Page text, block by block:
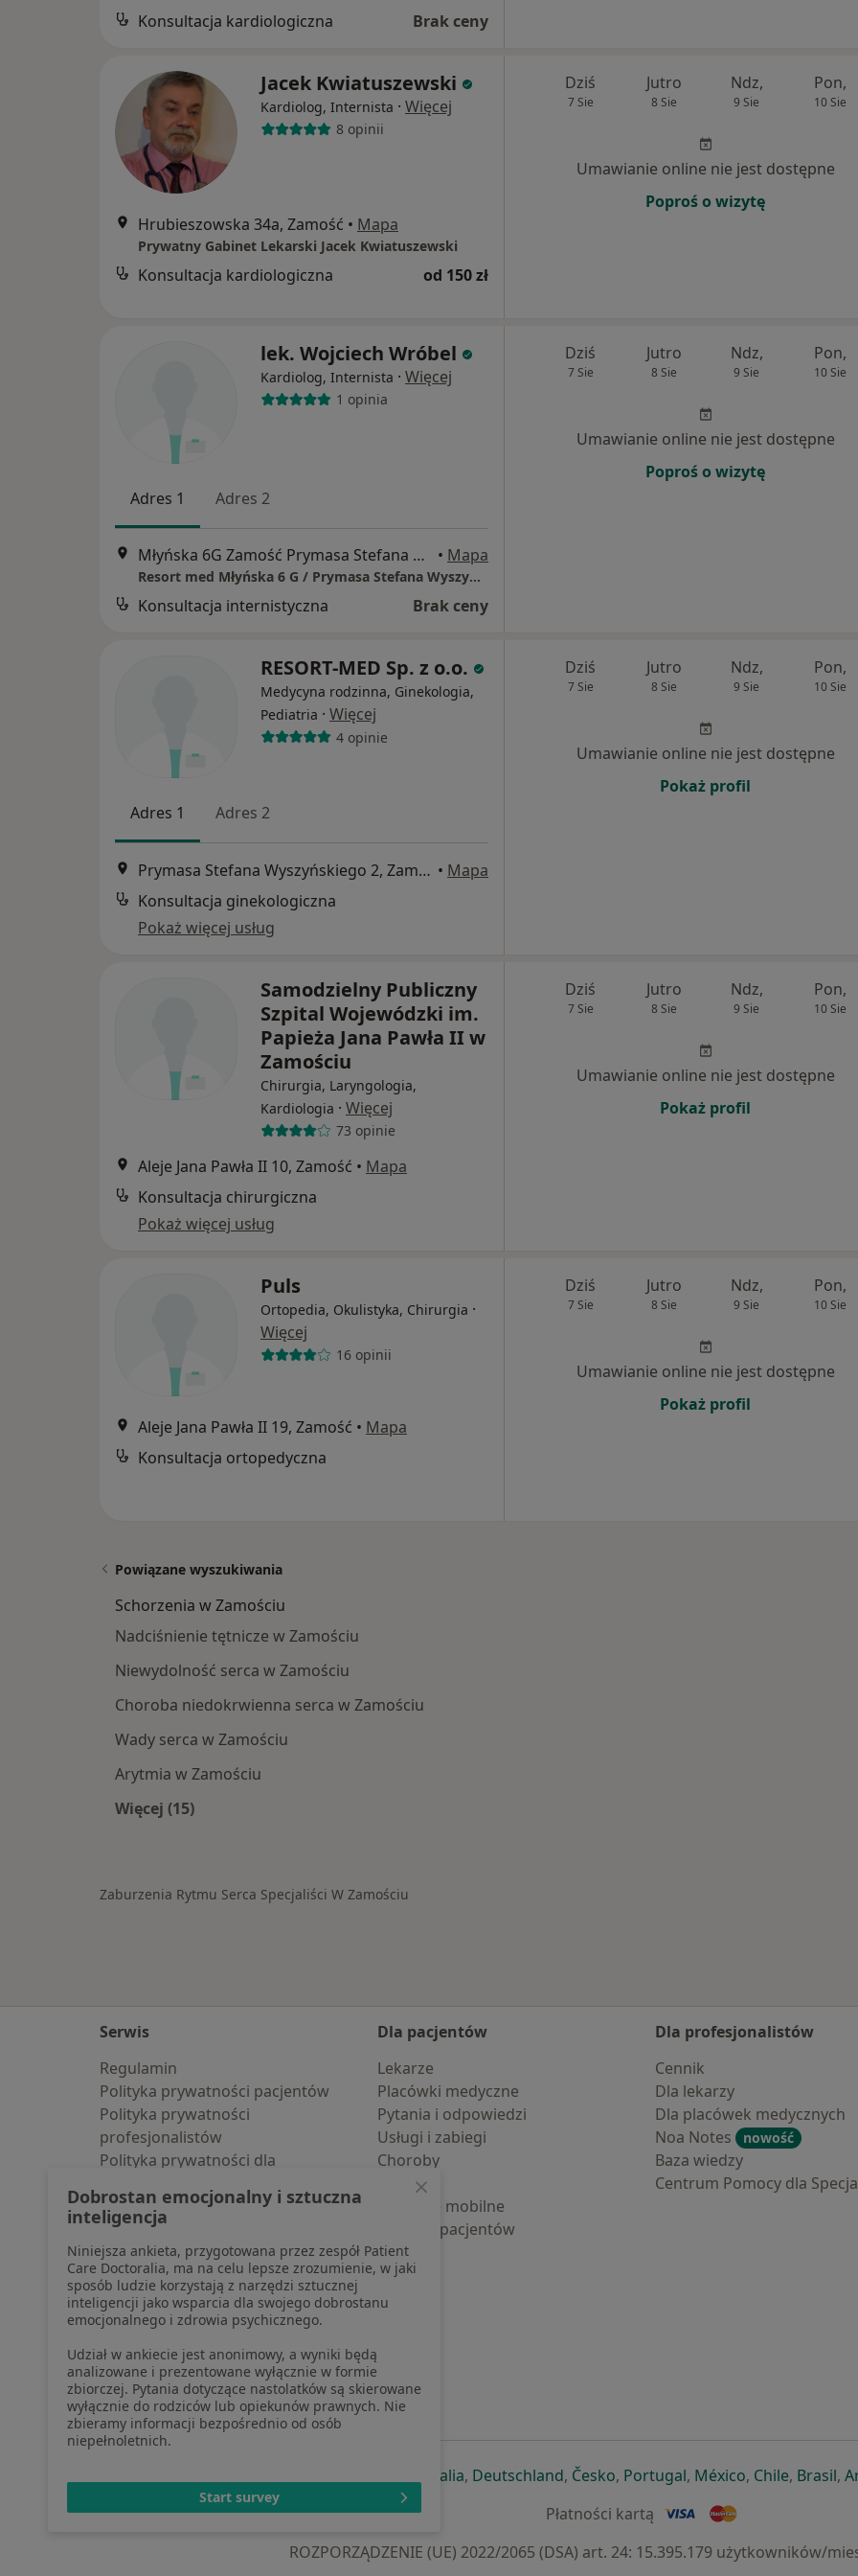
Konsultacja kardiologiczna Brak ceny
Jacek Kwiatuszewski
Kardiolog, Internista · Więcej
8 opinii
Hrubieszowska 34a, Zamość • Mapa
Prywatny Gabinet Lekarski Jacek Kwiatuszewski
Konsultacja kardiologiczna od 150 zł
Dziś
7 Sie
Jutro
8 Sie
Ndz,
9 Sie
Pon,
10 Sie
Umawianie online nie jest dostępne
Poproś o wizytę
lek. Wojciech Wróbel
Kardiolog, Internista · Więcej
1 opinia
Adres 1 Adres 2
Młyńska 6G Zamość Prymasa Stefana Wyszyńskiego 2, Zamość • Mapa
Resort med Młyńska 6 G / Prymasa Stefana Wyszyńskiego 2 Zamość
Konsultacja internistyczna Brak ceny
Dziś
7 Sie
Jutro
8 Sie
Ndz,
9 Sie
Pon,
10 Sie
Umawianie online nie jest dostępne
Poproś o wizytę
RESORT-MED Sp. z o.o.
Medycyna rodzinna, Ginekologia,
Pediatria · Więcej
4 opinie
Adres 1 Adres 2
Prymasa Stefana Wyszyńskiego 2, Zamość • Mapa
Konsultacja ginekologiczna
Pokaż więcej usług
Dziś
7 Sie
Jutro
8 Sie
Ndz,
9 Sie
Pon,
10 Sie
Umawianie online nie jest dostępne
Pokaż profil
Samodzielny Publiczny
Szpital Wojewódzki im.
Papieża Jana Pawła II w
Zamościu
Chirurgia, Laryngologia,
Kardiologia · Więcej
73 opinie
Aleje Jana Pawła II 10, Zamość • Mapa
Konsultacja chirurgiczna
Pokaż więcej usług
Dziś
7 Sie
Jutro
8 Sie
Ndz,
9 Sie
Pon,
10 Sie
Umawianie online nie jest dostępne
Pokaż profil
Puls
Ortopedia, Okulistyka, Chirurgia ·
Więcej
16 opinii
Aleje Jana Pawła II 19, Zamość • Mapa
Konsultacja ortopedyczna
Dziś
7 Sie
Jutro
8 Sie
Ndz,
9 Sie
Pon,
10 Sie
Umawianie online nie jest dostępne
Pokaż profil
Powiązane wyszukiwania
Schorzenia w Zamościu
Nadciśnienie tętnicze w Zamościu
Niewydolność serca w Zamościu
Choroba niedokrwienna serca w Zamościu
Wady serca w Zamościu
Arytmia w Zamościu
Więcej (15)
Zaburzenia Rytmu Serca Specjaliści W Zamościu
Serwis
Regulamin
Polityka prywatności pacjentów
Polityka prywatności
profesjonalistów
Polityka prywatności dla
pozyskaliśmy samodzielnie
Polityka cookies
Jak działają wyniki wyszukiwania
Dostępność
O nas
Praca Rekrutujemy!
Partnerzy
Centrum prasowe
Kontakt
Dla pacjentów
Lekarze
Placówki medyczne
Pytania i odpowiedzi
Usługi i zabiegi
Choroby
Pomoc
Aplikacje mobilne
Blog dla pacjentów
Dla profesjonalistów
Cennik
Dla lekarzy
Dla placówek medycznych
Noa Notes
nowość
Baza wiedzy
Centrum Pomocy dla
otwiera się w nowej karcie
otwiera się w nowej karcie
otwiera się w nowej karcie
Italiaotwiera się w nowej karcie
, Deutschlandotwiera się w nowej karcie
, Českootwiera się w nowej karcie
, Portugalotwiera się w nowej
, Méxicootwiera się w
, Chileotwiera
, Brasil,
Płatności kartą
ROZPORZĄDZENIE (UE) 2022/2065 (DSA) art. 24: 15.395.179 użytkowników/
Dobrostan emocjonalny i sztuczna
inteligencja
Niniejsza ankieta, przygotowana przez zespół Patient
Care Doctoralia, ma na celu lepsze zrozumienie, w jaki
sposób ludzie korzystają z narzędzi sztucznej
inteligencji jako wsparcia dla swojego dobrostanu
emocjonalnego i zdrowia psychicznego.
Udział w ankiecie jest anonimowy, a wyniki będą
analizowane i prezentowane wyłącznie w formie
zbiorczej. Pytania dotyczące nastolatków są skierowane
wyłącznie do rodziców lub opiekunów prawnych. Nie
zbieramy informacji bezpośrednio od osób
niepełnoletnich.
Start survey